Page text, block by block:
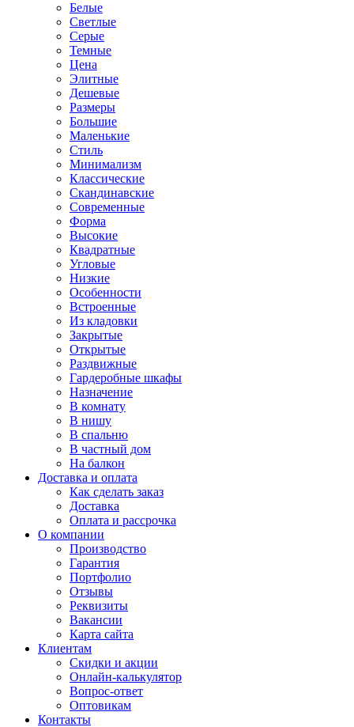
Белые
Светлые
Серые
Темные
Цена
Элитные
Дешевые
Размеры
Большие
Маленькие
Стиль
Минимализм
Классические
Скандинавские
Современные
Форма
Высокие
Квадратные
Угловые
Низкие
Особенности
Встроенные
Из кладовки
Закрытые
Открытые
Раздвижные
Гардеробные шкафы
Назначение
В комнату
В нишу
В спальню
В частный дом
На балкон
Доставка и оплата
Как сделать заказ
Доставка
Оплата и рассрочка
О компании
Производство
Гарантия
Портфолио
Отзывы
Реквизиты
Вакансии
Карта сайта
Клиентам
Скидки и акции
Онлайн-калькулятор
Вопрос-ответ
Оптовикам
Контакты